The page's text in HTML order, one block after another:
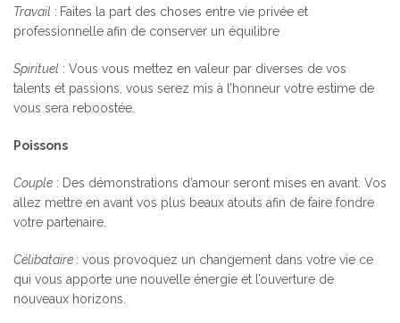
Travail : Faites la part des choses entre vie privée et
professionnelle afin de conserver un équilibre
Spirituel : Vous vous mettez en valeur par diverses de vos
talents et passions, vous serez mis à l’honneur votre estime de
vous sera reboostée.
Poissons
Couple : Des démonstrations d’amour seront mises en avant. Vos
allez mettre en avant vos plus beaux atouts afin de faire fondre
votre partenaire.
Célibataire : vous provoquez un changement dans votre vie ce
qui vous apporte une nouvelle énergie et l’ouverture de
nouveaux horizons.